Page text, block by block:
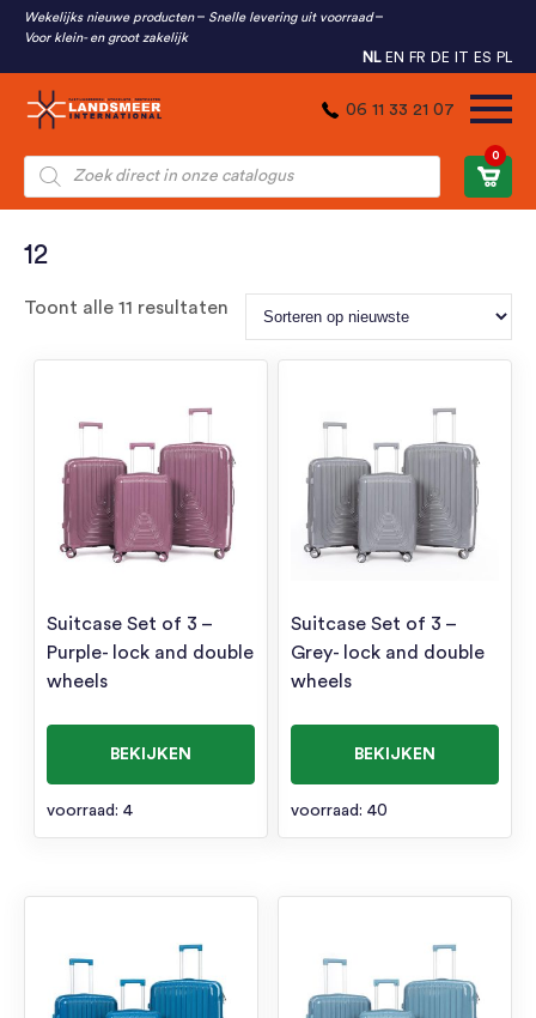
Wekelijks nieuwe producten
Snelle levering uit voorraad
Voor klein- en groot zakelijk
NL EN FR DE IT ES PL
06 11 33 21 07
Producten
zoeken
0
12
Toont alle 11 resultaten Gesorteerd
op
nieuwste
Suitcase Set of 3 –
Purple- lock and double
wheels
BEKIJKEN
voorraad: 4
Suitcase Set of 3 –
Grey- lock and double
wheels
BEKIJKEN
voorraad: 40